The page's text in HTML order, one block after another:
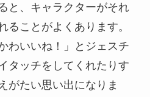
と、キャラクターがそれ
ることがよくあります。
わいいね！」とジェスチ
タッチをしてくれたりす
がたい思い出になりま